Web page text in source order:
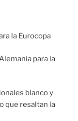
la Eurocopa
para la
blanco y
que resaltan la